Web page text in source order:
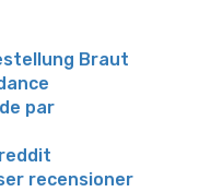
Braut
par
recensioner